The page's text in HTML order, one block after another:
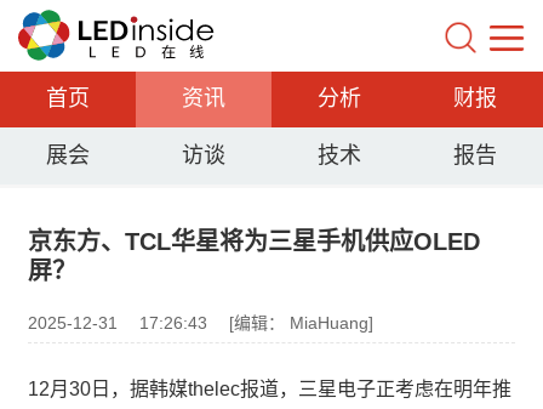
首页 资讯 分析 财报
展会 访谈 技术 报告
京东方、TCL华星将为三星手机供应OLED
屏？
2025-12-31 17:26:43 [编辑： MiaHuang]
12月30日，据韩媒thelec报道，三星电子正考虑在明年推